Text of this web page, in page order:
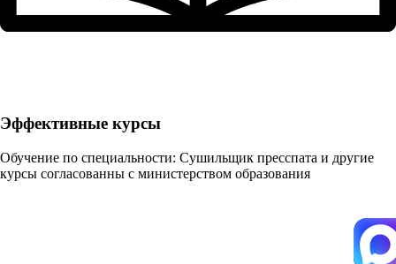
Эффективные курсы
Обучение по специальности: Сушильщик пресспата и другие
курсы согласованны с министерством образования